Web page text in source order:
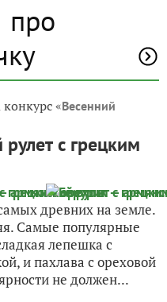
про
конкурс «Весенний
с грецким
древних на земле.
Самые популярные
лепешка с
и пахлава с ореховой
не должен...